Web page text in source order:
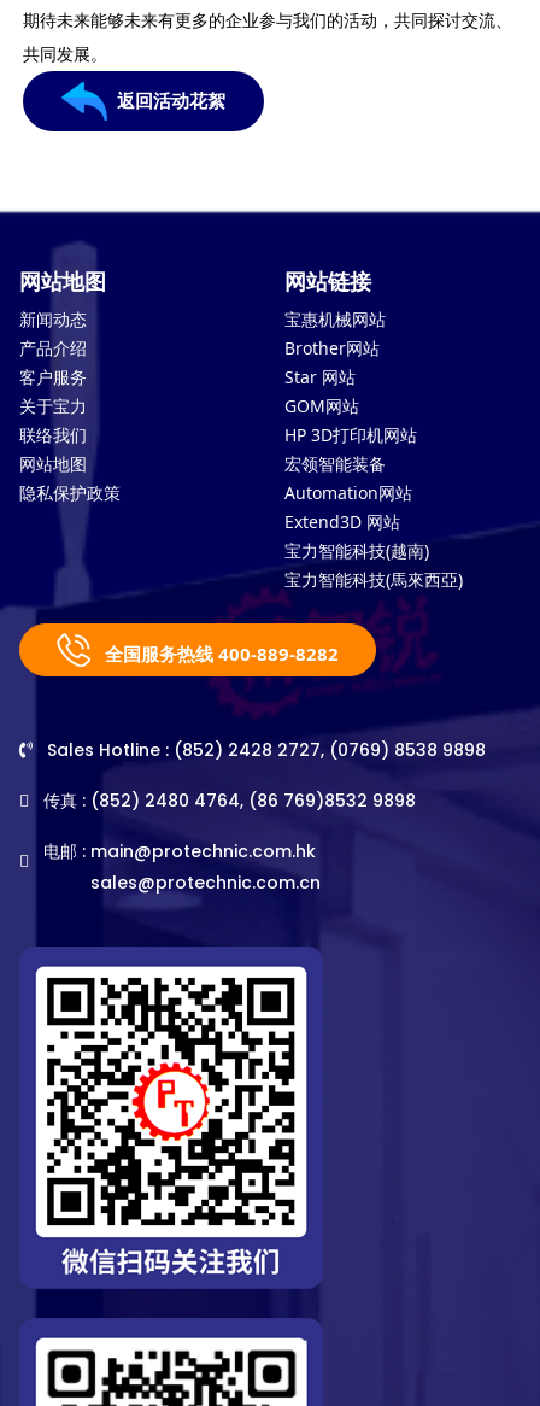
期待未来能够未来有更多的企业参与我们的活动，共同探讨交流、
共同发展。
返回活动花絮
网站地图
新闻动态
产品介绍
客户服务
关于宝力
联络我们
网站地图
隐私保护政策
网站链接
宝惠机械网站
Brother网站
Star 网站
GOM网站
HP 3D打印机网站
宏领智能装备
Automation网站
Extend3D 网站
宝力智能科技(越南)
宝力智能科技(馬來西亞)
全国服务热线 400-889-8282
Sales Hotline : (852) 2428 2727, (0769) 8538 9898
传真 : (852) 2480 4764, (86 769)8532 9898
电邮 : main@protechnic.com.hk
sales@protechnic.com.cn